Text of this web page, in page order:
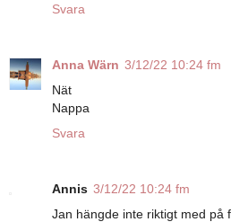
Svara
Anna Wärn 3/12/22 10:24 fm
Nät
Nappa
Svara
Annis 3/12/22 10:24 fm
Jan hängde inte riktigt med på